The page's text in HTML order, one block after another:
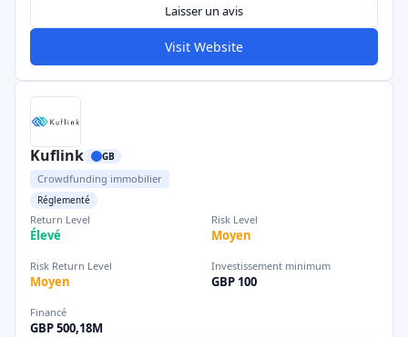
Laisser un avis
Visit Website
Kuflink GB
Crowdfunding immobilier
Réglementé
Return Level
Élevé
Risk Level
Moyen
Risk Return Level
Moyen
Investissement minimum
GBP 100
Financé
GBP 500,18M